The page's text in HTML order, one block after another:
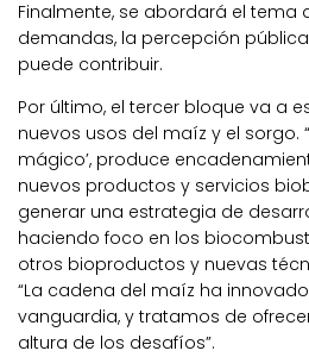
Finalmente, se abordará el tema
demandas, la percepción
puede contribuir.
Por último, el tercer bloque va a
nuevos usos del maíz y el sorgo.
mágico’, produce
nuevos productos y servicios
generar una estrategia de
haciendo foco en los
otros bioproductos y nuevas
“La cadena del maíz ha
vanguardia, y tratamos de
altura de los desafíos”.